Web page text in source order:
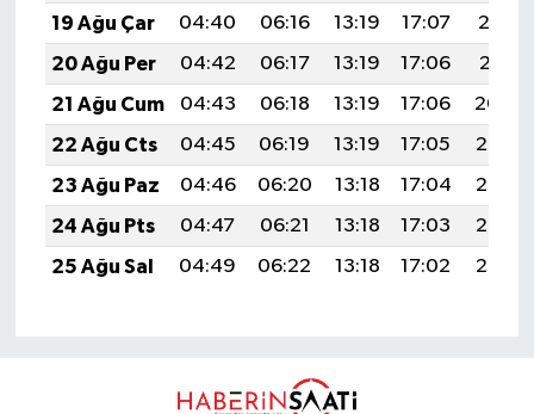
19 Ağu Çar
04:40 06:16 13:19 17:07
20:12
20 Ağu Per
04:42 06:17 13:19 17:06
20:11
21 Ağu Cum
04:43 06:18 13:19 17:06
20:09
22 Ağu Cts
04:45 06:19 13:19 17:05
20:08
23 Ağu Paz
04:46 06:20 13:18 17:04
20:06
24 Ağu Pts
04:47 06:21 13:18 17:03
20:05
25 Ağu Sal
04:49 06:22 13:18 17:02 20:03